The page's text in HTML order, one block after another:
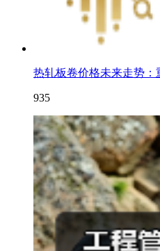
热轧板卷价格未来走势：
935